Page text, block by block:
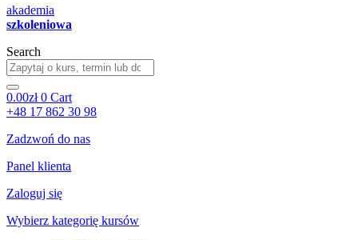
akademia
szkoleniowa
Search
0.00zł 0 Cart
+48 17 862 30 98
Zadzwoń do nas
Panel klienta
Zaloguj się
Wybierz kategorię kursów